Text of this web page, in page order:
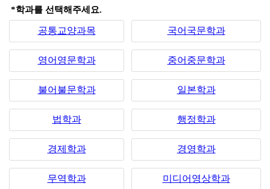
*학과를 선택해주세요.
공통교양과목 국어국문학과
영어영문학과 중어중문학과
불어불문학과 일본학과
법학과 행정학과
경제학과 경영학과
무역학과 미디어영상학과